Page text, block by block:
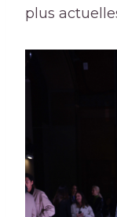
plus